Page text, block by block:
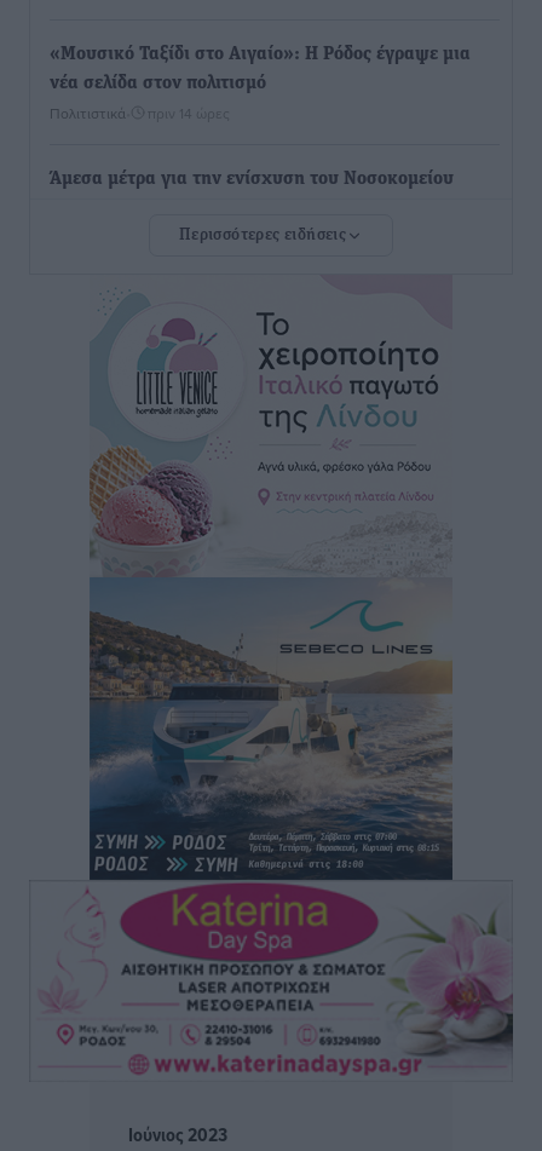
«Μουσικό Ταξίδι στο Αιγαίο»: Η Ρόδος έγραψε μια
νέα σελίδα στον πολιτισμό
Πολιτιστικά πριν 14 ώρες
Άμεσα μέτρα για την ενίσχυση του Νοσοκομείου
ανακοίνωσε ο Άδωνις Γεωργιάδης
Iατρικός Σύλλογος Ροδου προς Α. Γεωργιάδη:
Στρατηγικές Προτάσεις για την Ενίσχυση της
Δημόσιας Υγείας στη Νησιωτική Ελλάδα και στα
Νοσοκομεία της Γ΄ Ζώνης
Τοπικές Ειδήσεις πριν 14 ώρες
Πάνθηρες: Ξεκίνησαν αισιόδοξοι για την παρθενική
“πτήση” τους
Αθλητικά πριν 14 ώρες
Άρης Αρχαγγέλου: Στο πλευρό του άτυχου Ιάκωβου
Θωμά
Αθλητικά• πριν 14 ώρες
Φοίβος: Η μεγάλη επιστροφή του Μπρένο Σαλβατιέρα
πριν 15 ώρες
Κλεάνθης: Έτοιμες οι κάρτες διαρκείας της νέας
σεζόν
Αθλητικά πριν 15 ώρες
Ατρόμητος Διμυλιάς: Ο Μαργαρίτης και μία
αδιαπραγμάτευτη φιλοσοφία
Αθλητικά• πριν 15 ώρες
Παπαεμμανουήλ
Περισσότερες ειδήσεις
Ιούνιος 2023